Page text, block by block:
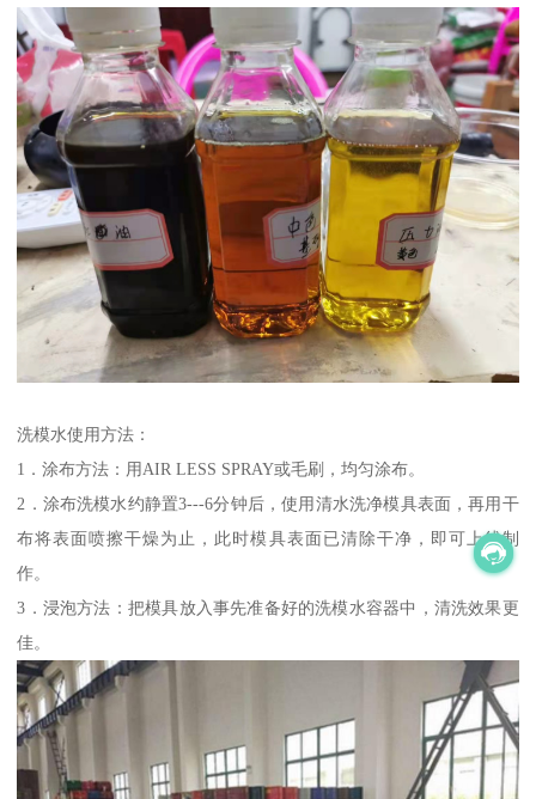
洗模水使用方法：
1．涂布方法：用AIR LESS SPRAY或毛刷，均匀涂布。
2．涂布洗模水约静置3---6分钟后，使用清水洗净模具表面，再用干
布将表面喷擦干燥为止，此时模具表面已清除干净，即可上线制
作。
3．浸泡方法：把模具放入事先准备好的洗模水容器中，清洗效果更
佳。